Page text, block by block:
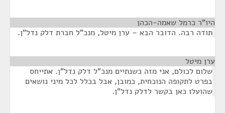
היו"ר כרמל שאמה-הכהן
תודה רבה. הדובר הבא – ערן מיטל, מנכ"ל חברת דלק נדל"ן.
ערן מיטל
שלום לכולם, אני מזה כשנתיים מנכ"ל דלק נדל"ן. אתייחס
בפרט לתקופה הנוכחית, כמובן, אבל בכלל לכל מיני נושאים
שהועלו כאן בקשר לדלק נדל"ן.